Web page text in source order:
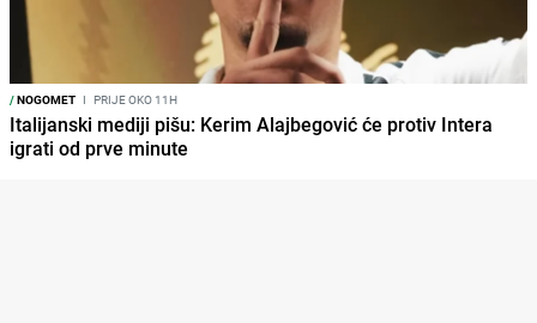
/NOGOMET I PRIJE OKO 11H
Italijanski mediji pišu: Kerim Alajbegović će protiv Intera
igrati od prve minute